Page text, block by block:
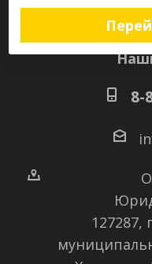
8-
127287,